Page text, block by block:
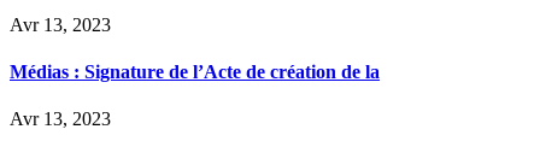
Avr 13, 2023
Médias : Signature de l’Acte de création de la
Avr 13, 2023